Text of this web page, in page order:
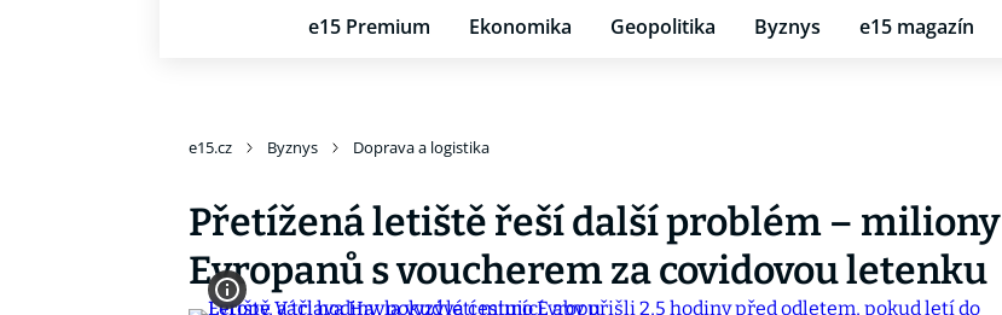
e15 Premium Ekonomika Geopolitika Byznys e15 magazín
e15.cz Byznys Doprava a logistika
Přetížená letiště řeší další problém – miliony
Evropanů s voucherem za covidovou letenku